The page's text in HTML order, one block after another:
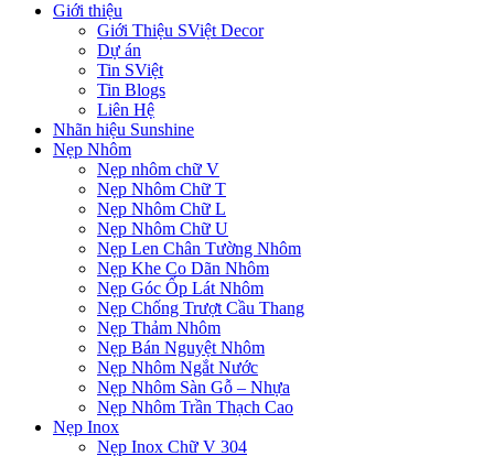
Giới thiệu
Giới Thiệu SViệt Decor
Dự án
Tin SViệt
Tin Blogs
Liên Hệ
Nhãn hiệu Sunshine
Nẹp Nhôm
Nẹp nhôm chữ V
Nẹp Nhôm Chữ T
Nẹp Nhôm Chữ L
Nẹp Nhôm Chữ U
Nẹp Len Chân Tường Nhôm
Nẹp Khe Co Dãn Nhôm
Nẹp Góc Ốp Lát Nhôm
Nẹp Chống Trượt Cầu Thang
Nẹp Thảm Nhôm
Nẹp Bán Nguyệt Nhôm
Nẹp Nhôm Ngắt Nước
Nẹp Nhôm Sàn Gỗ – Nhựa
Nẹp Nhôm Trần Thạch Cao
Nẹp Inox
Nẹp Inox Chữ V 304